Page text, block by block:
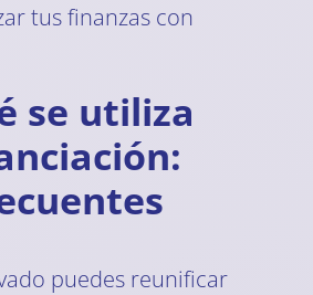
tus finanzas con
se utiliza
puedes reunificar